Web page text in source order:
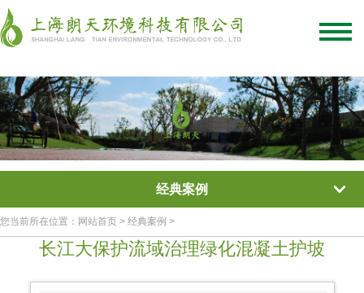
绿化混凝土
关于我们/联系我们
经典案例
您当前所在位置：网站首页 > 经典案例 >
长江大保护流域治理绿化混凝土护坡